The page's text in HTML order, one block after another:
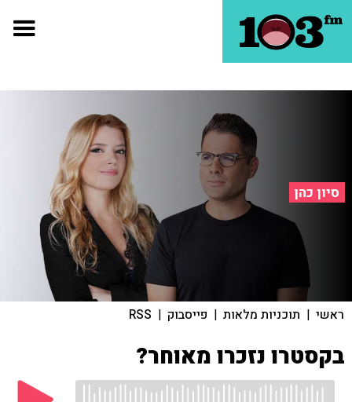
סיון כהן
ראשי | תוכניות מלאות | פייסבוק |
RSS
בקסטרו נזכרו מאוחר?